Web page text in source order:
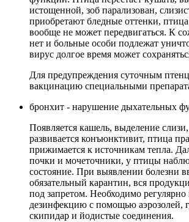
истощенной, зоб парализован,
приобретают бледные оттенки,
вообще не может передвигаться. К
нет и больные особи подлежат
вирус долгое время может
Для предупреждения суточным
вакцинацию специальными
бронхит - нарушение дыхательных
Появляется кашель, выделение
развивается конъюнктивит, птица
прижимается к источникам тепла.
почки и мочеточники, у птицы
состояние. При выявлении болезни
обязательный карантин, вся
под запретом. Необходимо регулярно
дезинфекцию с помощью аэрозолей,
скипидар и йодистые соединения.